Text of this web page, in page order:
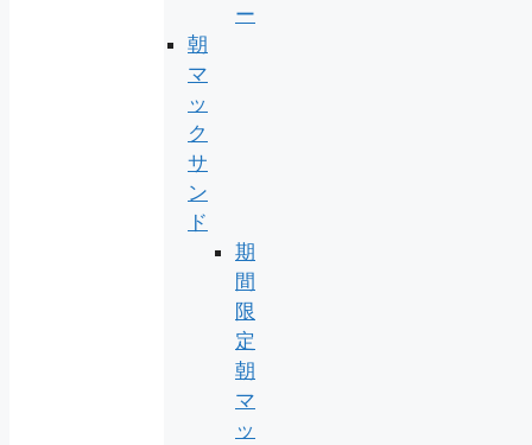
ー
朝
マ
ッ
ク
サ
ン
ド
期
間
限
定
朝
マ
ッ